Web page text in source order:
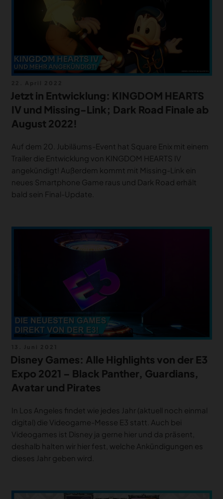
am
Jetzt in Entwicklung: KINGDOM HEARTS
IV und Missing-Link; Dark Road Finale ab
August 2022!
Auf dem 20. Jubiläums-Event hat Square Enix mit einem
Trailer die Entwicklung von KINGDOM HEARTS IV
angekündigt! Außerdem kommt mit Missing-Link ein
neues Smartphone Game raus und Dark Road erhält
bald sein Final-Update.
am
Disney Games: Alle Highlights von der E3
Expo 2021 – Black Panther, Guardians,
Avatar und Pirates
In Los Angeles findet wie jedes Jahr (aktuell noch einmal
digital) die Videogame-Messe E3 statt. Auch bei
Videogames ist Disney ja gerne hier und da präsent,
deshalb halten wir hier fest, welche Ankündigungen es
dieses Jahr geben wird.